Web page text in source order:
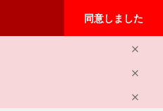
同意しました